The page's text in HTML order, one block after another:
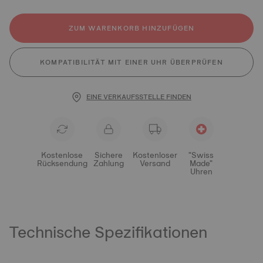
ZUM WARENKORB HINZUFÜGEN
KOMPATIBILITÄT MIT EINER UHR ÜBERPRÜFEN
EINE VERKAUFSSTELLE FINDEN
Kostenlose
Rücksendung
Sichere
Zahlung
Kostenloser
Versand
"Swiss
Made"
Uhren
Technische Spezifikationen